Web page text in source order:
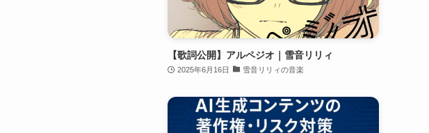
【歌詞公開】アルペジオ｜雪音リリィ
2025年6月16日 雪音リリィの音楽